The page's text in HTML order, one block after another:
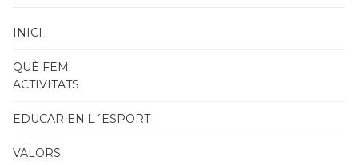
INICI
QUÈ FEM
ACTIVITATS
EDUCAR EN L´ESPORT
VALORS